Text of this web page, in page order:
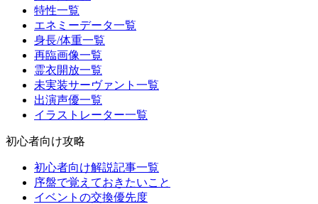
特性一覧
エネミーデータ一覧
身長/体重一覧
再臨画像一覧
霊衣開放一覧
未実装サーヴァント一覧
出演声優一覧
イラストレーター一覧
初心者向け攻略
初心者向け解説記事一覧
序盤で覚えておきたいこと
イベントの交換優先度